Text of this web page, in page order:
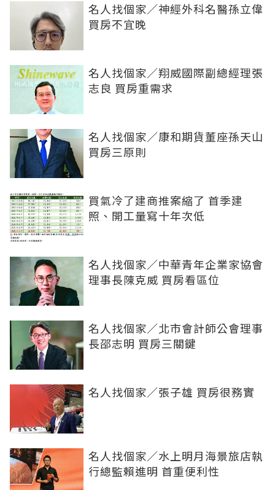
名人找個家／神經外科名醫孫立偉
買房不宜晚
名人找個家／翔威國際副總經理張
志良 買房重需求
名人找個家／康和期貨董座孫天山
買房三原則
買氣冷了建商推案縮了 首季建
照、開工量寫十年次低
名人找個家／中華青年企業家協會
理事長陳克威 買房看區位
名人找個家／北市會計師公會理事
長邵志明 買房三關鍵
名人找個家／張子雄 買房很務實
名人找個家／水上明月海景旅店執
行總監賴進明 首重便利性